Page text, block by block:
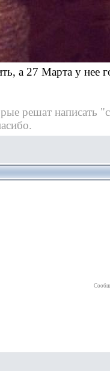
а 27 Марта у нее
решат написать